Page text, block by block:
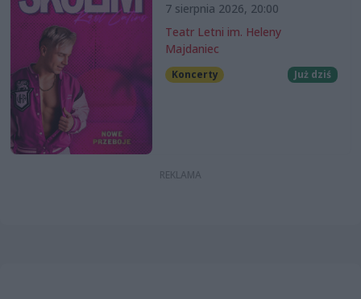
7 sierpnia 2026, 20:00
Teatr Letni im. Heleny
Majdaniec
Koncerty Już dziś